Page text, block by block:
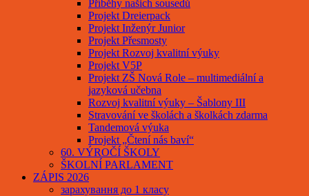
Příběhy našich sousedů
Projekt Dreierpack
Projekt Inženýr Junior
Projekt Přesmosty
Projekt Rozvoj kvalitní výuky
Projekt V5P
Projekt ZŠ Nová Role – multimediální a
jazyková učebna
Rozvoj kvalitní výuky – Šablony III
Stravování ve školách a školkách zdarma
Tandemová výuka
Projekt „Čtení nás baví“
60. VÝROČÍ ŠKOLY
ŠKOLNÍ PARLAMENT
ZÁPIS 2026
зарахування до 1 класу